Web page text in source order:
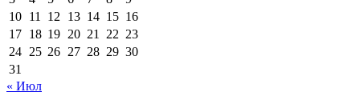
10 11 12 13 14 15 16
17 18 19 20 21 22 23
24 25 26 27 28 29 30
31
« Июл